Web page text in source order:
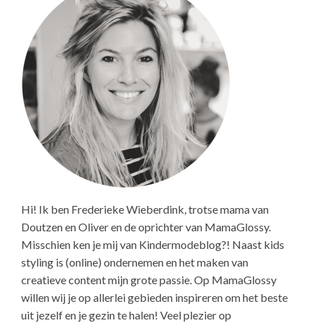
Hi! Ik ben Frederieke Wieberdink, trotse mama van
Doutzen en Oliver en de oprichter van MamaGlossy.
Misschien ken je mij van Kindermodeblog?! Naast kids
styling is (online) ondernemen en het maken van
creatieve content mijn grote passie. Op MamaGlossy
willen wij je op allerlei gebieden inspireren om het beste
uit jezelf en je gezin te halen! Veel plezier op